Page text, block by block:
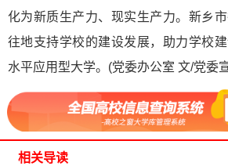
化为新质生产力、现实生产力。新乡
往地支持学校的建设发展，助力学校
水平应用型大学。(党委办公室 文/党委
相关导读